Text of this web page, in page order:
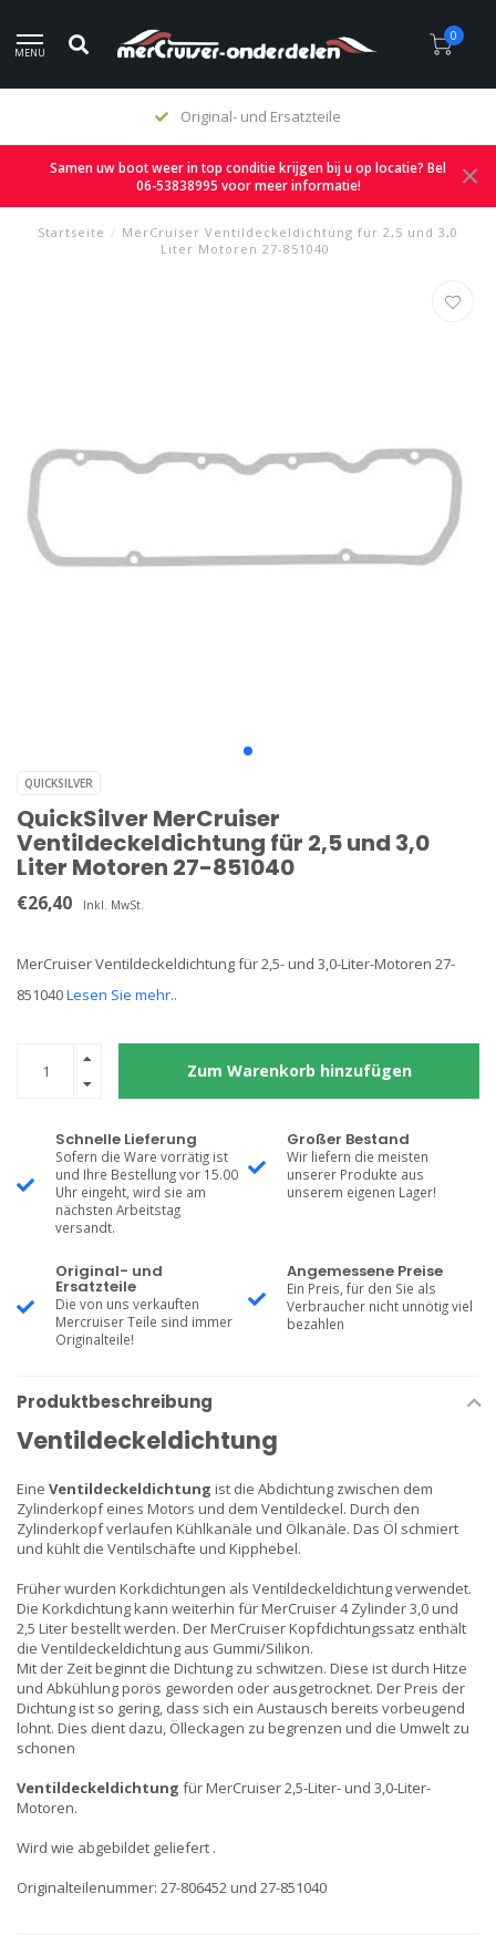
MENU
0
Original- und Ersatzteile
Samen uw boot weer in top conditie krijgen bij u op locatie? Bel
06-53838995 voor meer informatie!
Startseite / MerCruiser Ventildeckeldichtung für 2,5 und 3,0
Liter Motoren 27-851040
QUICKSILVER
QuickSilver MerCruiser
Ventildeckeldichtung für 2,5 und 3,0
Liter Motoren 27-851040
€26,40 Inkl. MwSt.
MerCruiser Ventildeckeldichtung für 2,5- und 3,0-Liter-Motoren 27-
851040Lesen Sie mehr..
Zum Warenkorb hinzufügen
Schnelle Lieferung
Sofern die Ware vorrätig ist
und Ihre Bestellung vor 15.00
Uhr eingeht, wird sie am
nächsten Arbeitstag
versandt.
Großer Bestand
Wir liefern die meisten
unserer Produkte aus
unserem eigenen Lager!
Original- und
Ersatzteile
Die von uns verkauften
Mercruiser Teile sind immer
Originalteile!
Angemessene Preise
Ein Preis, für den Sie als
Verbraucher nicht unnötig viel
bezahlen
Produktbeschreibung
Ventildeckeldichtung
Eine Ventildeckeldichtung ist die Abdichtung zwischen dem
Zylinderkopf eines Motors und dem Ventildeckel. Durch den
Zylinderkopf verlaufen Kühlkanäle und Ölkanäle. Das Öl schmiert
und kühlt die Ventilschäfte und Kipphebel.
Früher wurden Korkdichtungen als Ventildeckeldichtung verwendet.
Die Korkdichtung kann weiterhin für MerCruiser 4 Zylinder 3,0 und
2,5 Liter bestellt werden. Der MerCruiser Kopfdichtungssatz enthält
die Ventildeckeldichtung aus Gummi/Silikon.
Mit der Zeit beginnt die Dichtung zu schwitzen. Diese ist durch Hitze
und Abkühlung porös geworden oder ausgetrocknet. Der Preis der
Dichtung ist so gering, dass sich ein Austausch bereits vorbeugend
lohnt. Dies dient dazu, Ölleckagen zu begrenzen und die Umwelt zu
schonen
Ventildeckeldichtung für MerCruiser 2,5-Liter- und 3,0-Liter-
Motoren.
Wird wie abgebildet geliefert .
Originalteilenummer: 27-806452 und 27-851040